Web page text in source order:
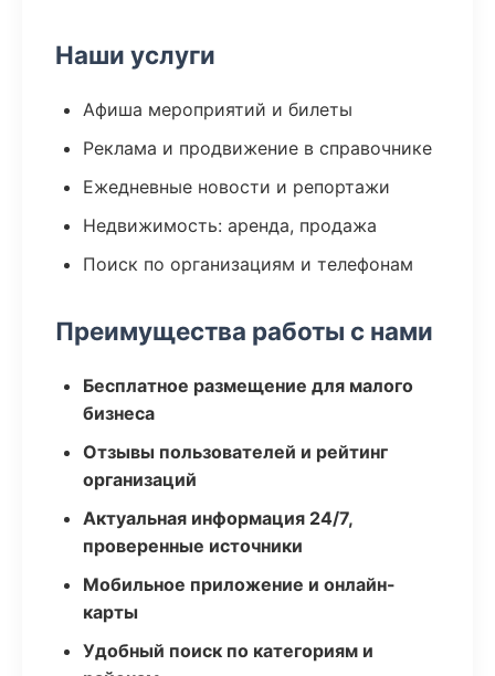
Наши услуги
Афиша мероприятий и билеты
Реклама и продвижение в справочнике
Ежедневные новости и репортажи
Недвижимость: аренда, продажа
Поиск по организациям и телефонам
Преимущества работы с нами
Бесплатное размещение для малого
бизнеса
Отзывы пользователей и рейтинг
организаций
Актуальная информация 24/7,
проверенные источники
Мобильное приложение и онлайн-
карты
Удобный поиск по категориям и